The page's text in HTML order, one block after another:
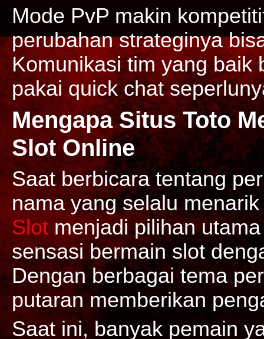
Mode PvP makin
perubahan strateginya
Komunikasi tim yang baik
pakai quick chat
Mengapa Situs Toto
Slot Online
Saat berbicara tentang
nama yang selalu
Slotmenjadi pilihan
sensasi bermain slot
Dengan berbagai tema
putaran memberikan
Saat ini, banyak pemain